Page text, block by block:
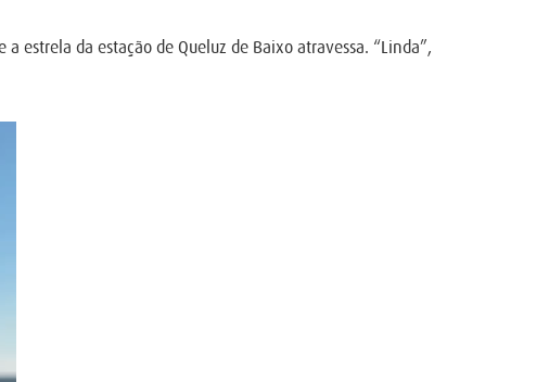
estrela da estação de Queluz de Baixo atravessa. “Linda”,